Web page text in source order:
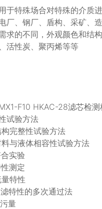
于特殊场合对特殊的介质
厂、钢厂、盾构、采矿、
求的不同，外观颜色和结
活性炭、聚丙烯等等
F10 HKAC-28滤芯检测
试验方法
完整性试验方法
与液体相容性试验方法
实验
测定
特性
特性的多次通过法
量